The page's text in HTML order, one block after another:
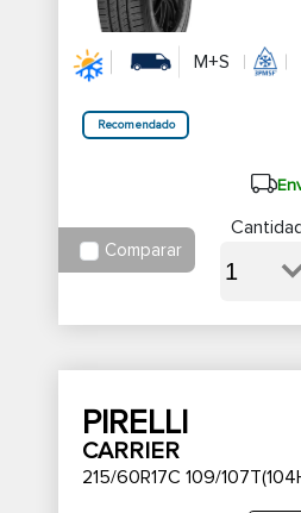
M+S
Recomendado
Comparar
PIRELLI
CARRIER
215/60R17C 109/